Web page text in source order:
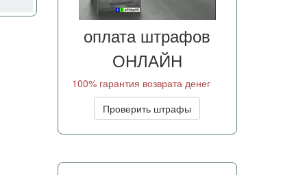
оплата штрафов
ОНЛАЙН
100% гарантия возврата денег
Проверить штрафы